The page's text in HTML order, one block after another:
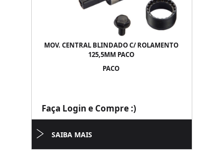
MOV. CENTRAL BLINDADO C/ ROLAMENTO
125,5MM PACO
PACO
Faça Login e Compre :)
SAIBA MAIS